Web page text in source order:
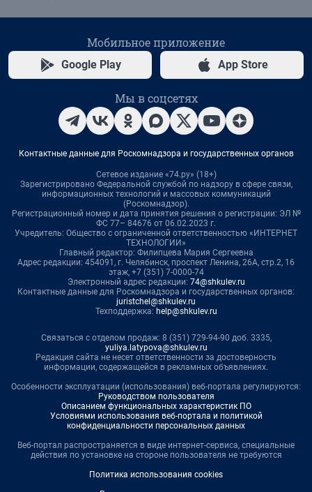
Мобильное приложение
Google Play App Store
Мы в соцсетях
Контактные данные для Роскомнадзора и государственных органов
Сетевое издание «74.ру» (18+)
Зарегистрировано Федеральной службой по надзору в сфере связи,
информационных технологий и массовых коммуникаций
(Роскомнадзор).
Регистрационный номер и дата принятия решения о регистрации: ЭЛ №
ФС 77– 84676 от 06.02.2023 г.
Учредитель: Общество с ограниченной ответственностью «ИНТЕРНЕТ
ТЕХНОЛОГИИ»
Главный редактор: Филипцева Мария Сергеевна
Адрес редакции: 454091, г. Челябинск, проспект Ленина, 26А, стр.2, 16
этаж, +7 (351) 7-0000-74
Электронный адрес редакции: 74@shkulev.ru
Контактные данные для Роскомнадзора и государственных органов:
juristchel@shkulev.ru
Техподдержка: help@shkulev.ru
Связаться с отделом продаж: 8 (351) 729-94-90 доб. 3335,
yuliya.latypova@shkulev.ru
Редакция сайта не несет ответственности за достоверность
информации, содержащейся в рекламных объявлениях.
Особенности эксплуатации (использования) веб-портала регулируются:
Руководством пользователя
Описанием функциональных характеристик ПО
Условиями использования веб-портала и политикой
конфиденциальности персональных данных
Веб-портал распространяется в виде интернет-сервиса, специальные
действия по установке на стороне пользователя не требуются
Политика использования cookies